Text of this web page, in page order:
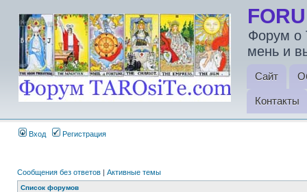
Форум о
мень и
Сайт
Контакты
Вход Регистрация
Сообщения без ответов | Активные темы
Список форумов